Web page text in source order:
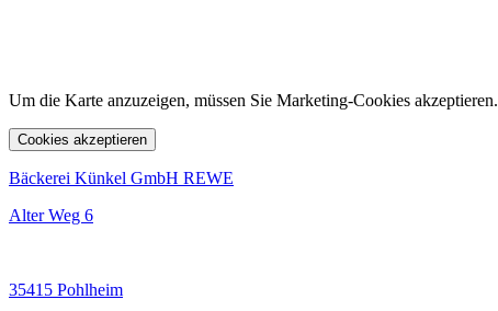
Um die Karte anzuzeigen, müssen Sie Marketing-Cookies akzeptieren.
Cookies akzeptieren
Bäckerei Künkel GmbH REWE
Alter Weg 6
35415 Pohlheim